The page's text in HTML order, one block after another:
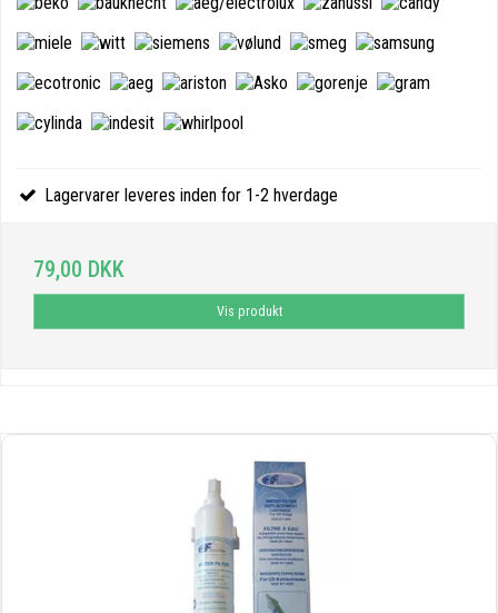
Lagervarer leveres inden for 1-2 hverdage
79,00 DKK
Vis produkt